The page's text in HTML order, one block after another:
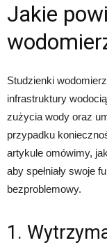
Jakie
Studzienki
infrastruktury
zużycia wody oraz
przypadku
artykule omówimy,
aby spełniały swoje
bezproblemowy.
1.